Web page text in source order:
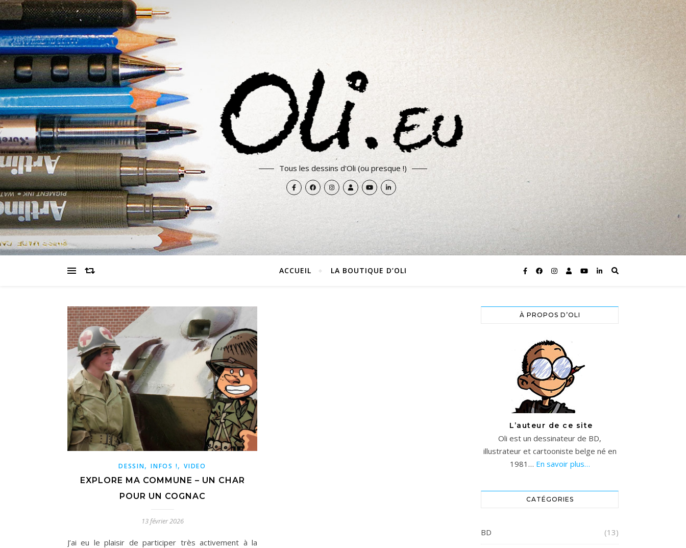
Tous les dessins d'Oli (ou presque !)
ACCUEIL LA BOUTIQUE D’OLI
DESSIN,INFOS !,VIDEO
EXPLORE MA COMMUNE – UN CHAR
POUR UN COGNAC
13 février 2026
J’ai eu le plaisir de participer très activement à la
À PROPOS D’OLI
L’auteur de ce site
Oli est un dessinateur de BD,
illustrateur et cartooniste belge né en
1981… En savoir plus…
CATÉGORIES
BD (13)